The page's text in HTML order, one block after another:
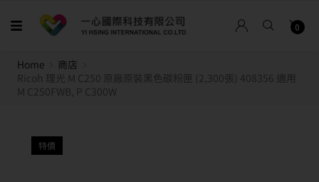
0
Home
商店
Ricoh 理光 M C250 原廠原裝黑色碳粉匣 (2,300張) 408356 適用
M C250FWB, P C300W
特價